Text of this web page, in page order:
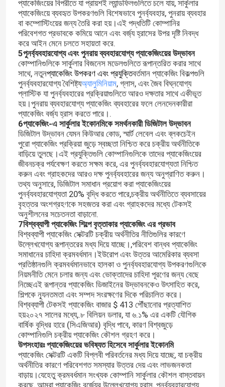
প্যাকেজিংয়ের বিপরীতে যা প্রায়শই ল্যান্ডফিলগুলিতে চলে যায়, সার্কুলার
প্যাকেজিংয়ে ব্যবহৃত উপকরণগুলি বিশেষভাবে পুনর্ব্যবহার, পুনরায় ব্যবহার
বা কম্পোস্টিংয়ের জন্য তৈরি করা হয়।এই পদ্ধতিটি কোম্পানির
পরিবেশগত প্রভাবকে কমিয়ে আনে এবং বর্জ্য হ্রাসের উপর দৃষ্টি নিবদ্ধ
করে আইন মেনে চলতে সহায়তা করে.
5পুনর্ব্যবহারযোগ্য এবং পুনরায় ব্যবহারযোগ্য প্যাকেজিংয়ের উদ্ভাবন
কোম্পানিগুলিকে সার্কুলার বিজনেস মডেলগুলিতে রূপান্তরিত করার সাথে
সাথে, নতুনপ্যাকেজিং উপকরণ এবং প্রযুক্তিবর্তমান প্যাকেজিং বিকল্পগুলি
পুনর্ব্যবহারযোগ্য বৈশিষ্ট্যঅ্যালুমিনিয়াম, গ্লাস, এবং জৈব বিঘ্নযোগ্য
প্লাস্টিক যা পুনর্ব্যবহারের প্রক্রিয়াগুলিতে আরও দক্ষতার সাথে একীভূত
হয়।পুনরায় ব্যবহারযোগ্য প্যাকেজিং ব্যবহারের ফলে লেনদেনকারীরা
প্যাকেজিং বর্জ্য হ্রাস করতে পারে।.
6প্যাকেজিং-এ সার্কুলার ইকোনমিকে সমর্থনকারী ডিজিটাল উদ্ভাবন
ডিজিটাল উদ্ভাবন যেমন কিউআর কোড, স্মার্ট লেবেল এবং ব্লকচেইন
পুরো প্যাকেজিং প্রক্রিয়া জুড়ে স্বচ্ছতা নিশ্চিত করে চক্রীয় অর্থনীতিকে
বাড়িয়ে তুলছে।এই প্রযুক্তিগুলি কোম্পানিগুলিকে তাদের প্যাকেজিংয়ের
জীবনচক্র পর্যবেক্ষণ করতে সক্ষম করে, এর পুনর্ব্যবহারযোগ্যতা নিশ্চিত
করুন এবং গ্রাহকদের আরও দক্ষ পুনর্ব্যবহারের জন্য অনুপ্রাণিত করুন।
তথ্য অনুসারে, ডিজিটাল সমাধান প্রয়োগ করা প্যাকেজিংয়ের
পুনর্ব্যবহারযোগ্যতা 20% বৃদ্ধি করতে পারে,চক্রীয় অর্থনীতিতে ব্যবসায়ের
বৃহত্তর অংশগ্রহণকে সহজতর করা এবং গ্রাহকদের মধ্যে টেকসই
অনুশীলনের সচেতনতা বাড়ানো.
7বিশ্বব্যাপী প্যাকেজিং শিল্পে বৃত্তাকার প্যাকেজিং এর প্রভাব
বিশ্বব্যাপী প্যাকেজিং সেক্টরটি চক্রীয় অর্থনীতির নীতিগুলির কারণে
উল্লেখযোগ্য রূপান্তরের মধ্য দিয়ে যাচ্ছে।,পরিবেশ বান্ধব প্যাকেজিং
সমাধানের চাহিদা ক্রমবর্ধমান।ইউরোপ এবং উত্তর আমেরিকার ব্যবসা
প্রতিষ্ঠানগুলি ক্রমবর্ধমানভাবে হালকা ও পুনর্ব্যবহারযোগ্য উপকরণগুলিকে
নিয়মনীতি মেনে চলার জন্য এবং ভোক্তাদের চাহিদা পূরণের জন্য বেছে
নিচ্ছেএই রূপান্তর প্যাকেজিং ডিজাইনের উদ্ভাবনকেও উৎসাহিত করে,
শিল্পকে ন্যূনতমতা এবং সম্পদ সংরক্ষণের দিকে পরিচালিত করে।
বিশ্বব্যাপী টেকসই প্যাকেজিং বাজার $ 413 পৌঁছানোর প্রত্যাশিত
হয়২০২৭ সালের মধ্যে,.৮ বিলিয়ন ডলার, যা ৬.১% এর একটি যৌগিক
বার্ষিক বৃদ্ধির হারে (সিএজিআর) বৃদ্ধি পাবে, কারণ বিশ্বজুড়ে
কোম্পানিগুলি চক্রীয় প্যাকেজিং কৌশল গ্রহণ করে।
উপসংহারঃ প্যাকেজিংয়ের ভবিষ্যত হিসেবে সার্কুলার ইকোনমি
প্যাকেজিং সেক্টরটি একটি বিপ্লবী পরিবর্তনের মধ্য দিয়ে যাচ্ছে, যা চক্রীয়
অর্থনীতির কারণে পরিবেশগত সমস্যার উত্তর দেয় এবং লাভজনকতা
বাড়ায়।যেহেতু ক্রমবর্ধমান সংখ্যক কোম্পানি সার্কুলার কৌশল বাস্তবায়ন
করছে, আমরা প্যাকেজিং বর্জ্যের উল্লেখযোগ্য হ্রাস, পুনর্ব্যবহারযোগ্য